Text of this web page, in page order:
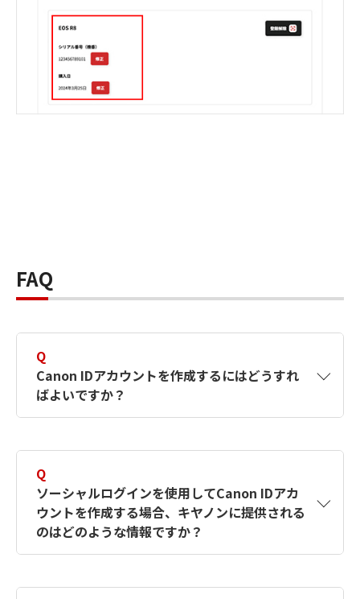
FAQ
Q
Canon IDアカウントを作成するにはどうすれ
ばよいですか？
す。詳しい作成方法は【カメラ】Canon IDとは
何ですか？Canon IDの作成方法は？をご確認く
ださい。
Q
ソーシャルログインを使用してCanon IDアカ
ウントを作成する場合、キヤノンに提供される
のはどのような情報ですか？